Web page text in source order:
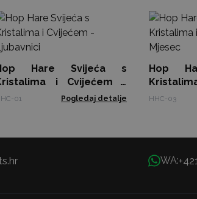
Hare Svijeća s
i Cvijećem -
01 Pogledaj detalje
Hop
Mjesec
HHC-03
WA: